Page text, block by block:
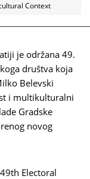
Context
je održana 49.
društva koja
Belevski
i multikulturalni
Gradske
novog
Electoral